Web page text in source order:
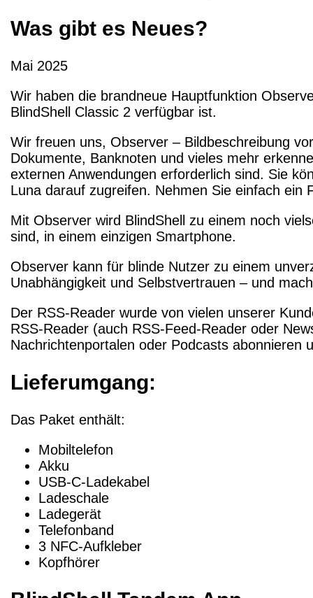
Was gibt es Neues?
Mai 2025
Wir haben die brandneue Hauptfunktion
BlindShell Classic 2 verfügbar ist.
Wir freuen uns, Observer – Bildbeschreibung
Dokumente, Banknoten und vieles mehr
externen Anwendungen erforderlich sind. Sie
Luna darauf zugreifen. Nehmen Sie einfach ein
Mit Observer wird BlindShell zu einem noch
sind, in einem einzigen Smartphone.
Observer kann für blinde Nutzer zu einem
Unabhängigkeit und Selbstvertrauen – und
Der RSS-Reader wurde von vielen unserer
RSS-Reader (auch RSS-Feed-Reader oder
Nachrichtenportalen oder Podcasts
Lieferumgang:
Das Paket enthält:
Mobiltelefon
Akku
USB-C-Ladekabel
Ladeschale
Ladegerät
Telefonband
3 NFC-Aufkleber
Kopfhörer